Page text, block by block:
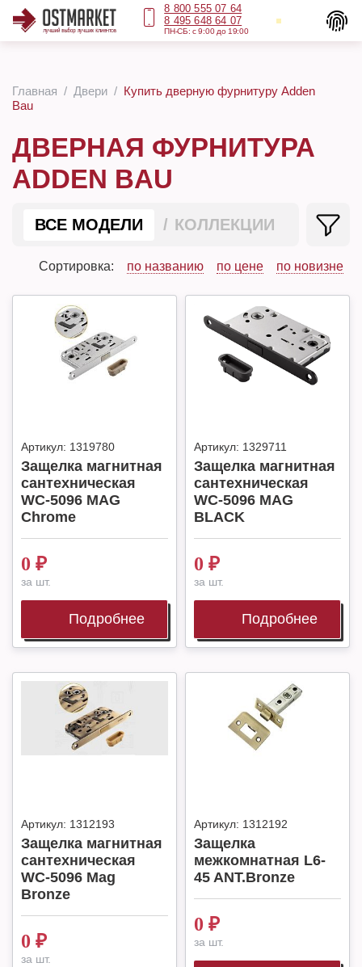
8 800 555 07 64
8 495 648 64 07
ПН-СБ: с 9:00 до 19:00
Главная Двери
Купить дверную фурнитуру Adden
Bau
ДВЕРНАЯ ФУРНИТУРА
ADDEN BAU
ВСЕ МОДЕЛИ КОЛЛЕКЦИИ
Сортировка: по названию по цене по новизне
Артикул: 1319780
Защелка магнитная
сантехническая
WC-5096 MAG
Chrome
0 ₽
за шт.
Подробнее
Артикул: 1329711
Защелка магнитная
сантехническая
WC-5096 MAG
BLACK
0 ₽
за шт.
Подробнее
Артикул: 1312193
Защелка магнитная
сантехническая
WC-5096 Mag
Bronze
0 ₽
за шт.
Артикул: 1312192
Защелка
межкомнатная L6-
45 ANT.Bronze
0 ₽
за шт.